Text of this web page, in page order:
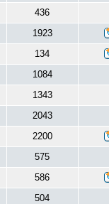
436
1923
134
1084
1343
2043
2200
575
586
504